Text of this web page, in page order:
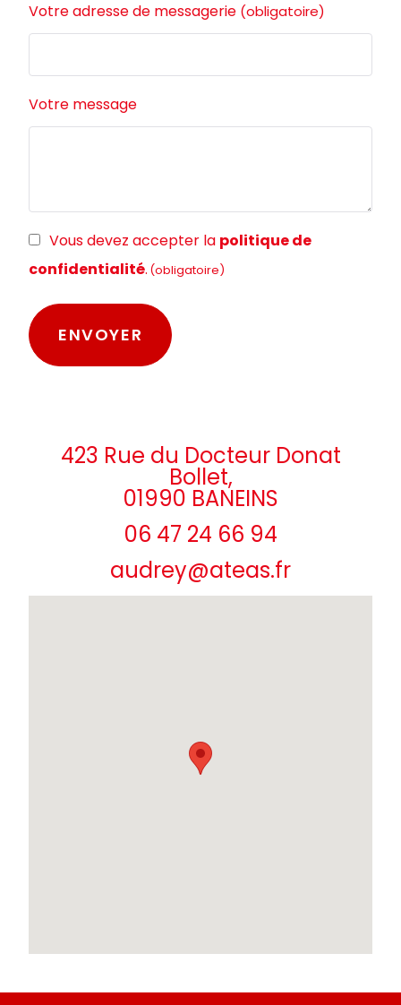
Votre adresse de messagerie (obligatoire)
Votre message
RGPDVous devez accepter la politique de
confidentialité. (obligatoire)
423 Rue du Docteur Donat
Bollet,
01990 BANEINS
06 47 24 66 94
audrey@ateas.fr